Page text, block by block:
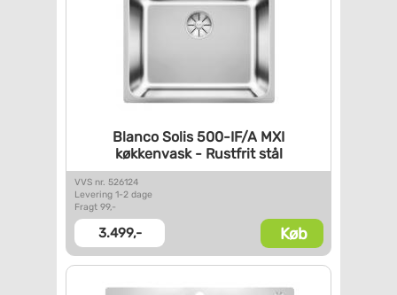
Blanco Solis 500-IF/A MXI
køkkenvask - Rustfrit stål
VVS nr. 526124
Levering 1-2 dage
Fragt 99,-
3.499,- Køb